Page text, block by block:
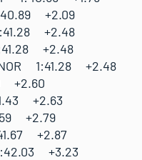
+2.09
+2.48
+2.48
1:41.28 +2.48
+2.60
+2.63
+2.79
+2.87
+3.23